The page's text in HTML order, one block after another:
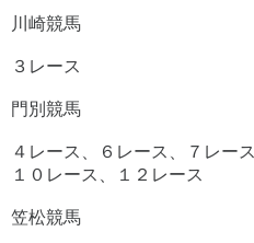
川崎競馬
３レース
門別競馬
４レース、６レース、７レース
１０レース、１２レース
笠松競馬